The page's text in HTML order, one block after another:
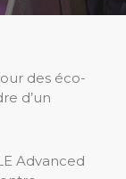
des éco-
d’un
Advanced